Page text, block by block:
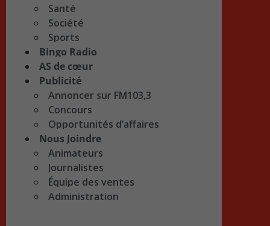
Santé
Société
Sports
Bingo Radio
AS de cœur
Publicité
Annoncer sur FM103,3
Concours
Opportunités d’affaires
Nous Joindre
Animateurs
Journalistes
Équipe des ventes
Administration